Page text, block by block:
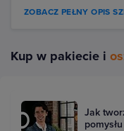
ZOBACZ PEŁNY OPIS
Kup w pakiecie i
Jak